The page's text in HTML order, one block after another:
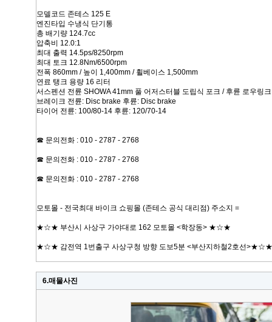
모델코드 존테스 125 E
엔진타입 수냉식 단기통
총 배기량 124.7cc
압축비 12.0:1
최대 출력 14.5ps/8250rpm
최대 토크 12.8Nm/6500rpm
전폭 860mm / 높이 1,400mm / 휠베이스 1,500mm
연료 탱크 용량 16 리터
서스펜션 전륜 SHOWA 41mm 풀 어저스터블 도립식 포크 / 후륜 로우링
브레이크 전륜: Disc brake 후륜: Disc brake
타이어 전륜: 100/80-14 후륜: 120/70-14
☎ 문의전화 : 010 - 2787 - 2768
☎ 문의전화 : 010 - 2787 - 2768
☎ 문의전화 : 010 - 2787 - 2768
모토몰 - 전국최대 바이크 쇼핑몰 (존테스 공식 대리점) 주소지 =
★☆★ 부산시 사상구 가야대로 162 모토몰 <학장동> ★☆★
★☆★ 감전역 1번출구 사상구청 방향 도보5분 <부산지하철2호선>★☆★
6.매물사진